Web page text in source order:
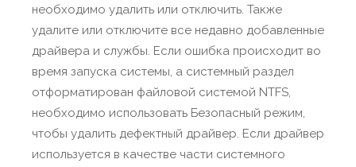
необходимо удалить или отключить. Также
удалите или отключите все недавно добавленные
драйвера и службы. Если ошибка происходит во
время запуска системы, а системный раздел
отформатирован файловой системой NTFS,
необходимо использовать Безопасный режим,
чтобы удалить дефектный драйвер. Если драйвер
используется в качестве части системного